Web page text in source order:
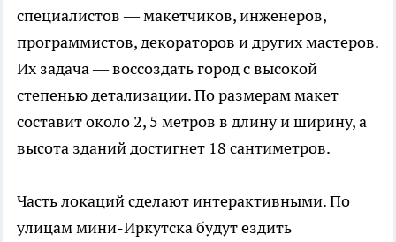
специалистов — макетчиков, инженеров,
программистов, декораторов и других мастеров.
Их задача — воссоздать город с высокой
степенью детализации. По размерам макет
составит около 2, 5 метров в длину и ширину, а
высота зданий достигнет 18 сантиметров.
Часть локаций сделают интерактивными. По
улицам мини-Иркутска будут ездить